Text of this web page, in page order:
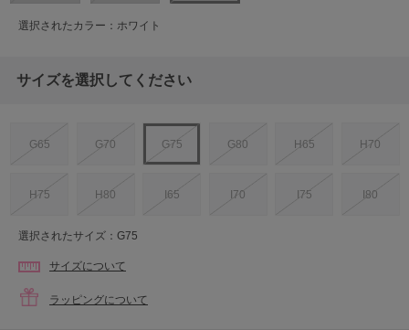
選択されたカラー：ホワイト
サイズを選択してください
G65 G70 G75 G80 H65 H70
H75 H80 I65 I70 I75 I80
選択されたサイズ：G75
サイズについて
ラッピングについて